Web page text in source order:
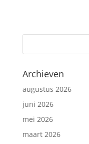
Archieven
augustus 2026
juni 2026
mei 2026
maart 2026